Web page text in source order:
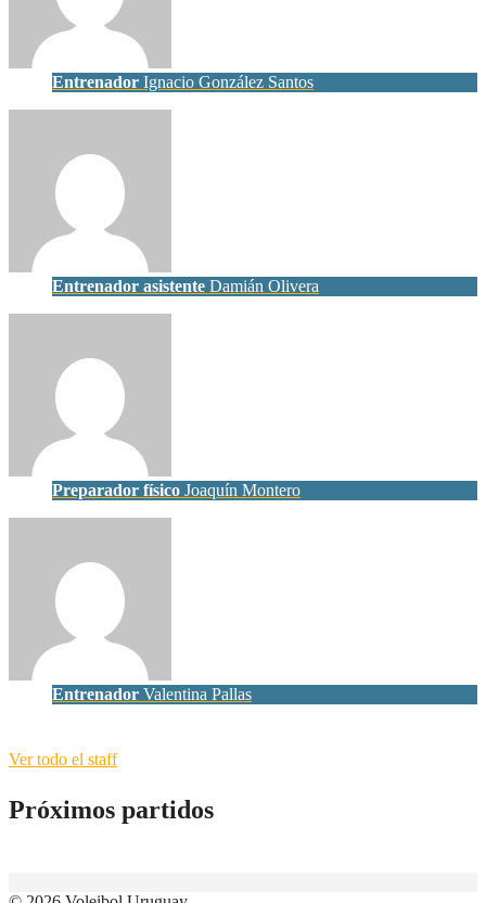
Entrenador Ignacio González Santos
Entrenador asistente Damián Olivera
Preparador físico Joaquín Montero
Entrenador Valentina Pallas
Ver todo el staff
Próximos partidos